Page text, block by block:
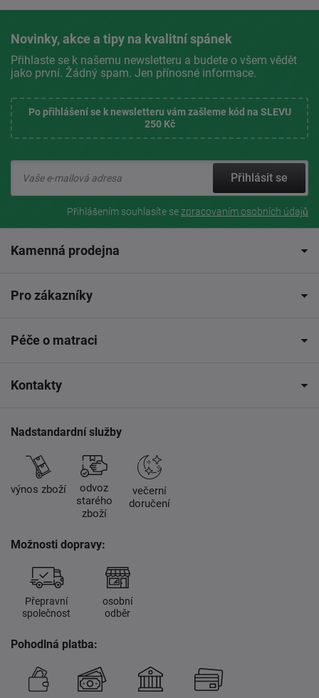
Novinky, akce a tipy na kvalitní spánek
Přihlaste se k našemu newsletteru a budete o všem vědět
jako první. Žádný spam. Jen přínosné informace.
Po přihlášení se k newsletteru vám zašleme kód na SLEVU
250 Kč
Přihlásit se
Přihlášením souhlasíte sezpracovaním osobních údajů
Kamenná prodejna
Pro zákazníky
Péče o matraci
Kontakty
Nadstandardní služby
výnos zboží
odvoz
starého
zboží
večerní
doručení
Možnosti dopravy:
Přepravní
společnost
osobní
odběr
Pohodlná platba: